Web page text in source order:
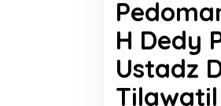
H Dedy
Ustadz
Tilawatil